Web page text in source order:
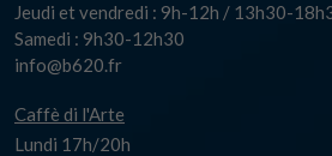
Jeudi et vendredi : 9h-12h / 13h30-
Samedi : 9h30-12h30
info@b620.fr
Caffè di l'Arte
Lundi 17h/20h